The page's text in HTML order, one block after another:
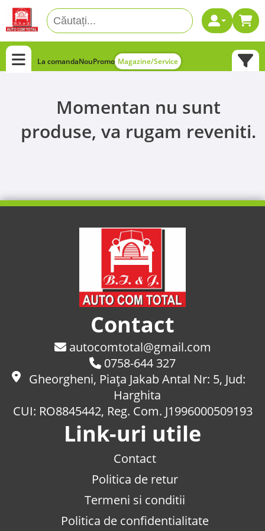
La comandaNouPromo Magazine/Service
Momentan nu sunt
produse, va rugam reveniti.
Contact
autocomtotal@gmail.com
0758-644 327
Gheorgheni, Piaţa Jakab Antal Nr: 5, Jud:
Harghita
CUI: RO8845442, Reg. Com. J1996000509193
Link-uri utile
Contact
Politica de retur
Termeni si conditii
Politica de confidentialitate